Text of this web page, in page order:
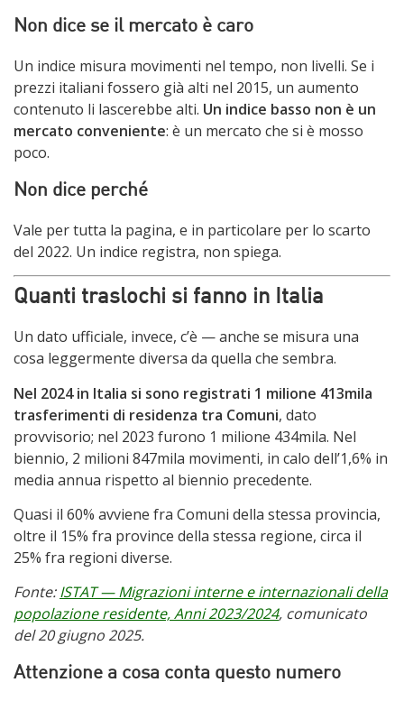
Non dice se il mercato è caro
Un indice misura movimenti nel tempo, non livelli. Se i
prezzi italiani fossero già alti nel 2015, un aumento
contenuto li lascerebbe alti. Un indice basso non è un
mercato conveniente: è un mercato che si è mosso
poco.
Non dice perché
Vale per tutta la pagina, e in particolare per lo scarto
del 2022. Un indice registra, non spiega.
Quanti traslochi si fanno in Italia
Un dato ufficiale, invece, c’è — anche se misura una
cosa leggermente diversa da quella che sembra.
Nel 2024 in Italia si sono registrati 1 milione 413mila
trasferimenti di residenza tra Comuni, dato
provvisorio; nel 2023 furono 1 milione 434mila. Nel
biennio, 2 milioni 847mila movimenti, in calo dell’1,6% in
media annua rispetto al biennio precedente.
Quasi il 60% avviene fra Comuni della stessa provincia,
oltre il 15% fra province della stessa regione, circa il
25% fra regioni diverse.
Fonte:ISTAT — Migrazioni interne e internazionali della
popolazione residente, Anni 2023/2024, comunicato
del 20 giugno 2025.
Attenzione a cosa conta questo numero